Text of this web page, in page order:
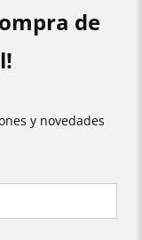
de
y novedades